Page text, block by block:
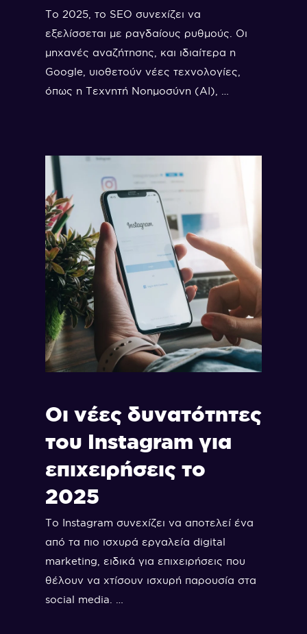
Το 2025, το SEO συνεχίζει να
εξελίσσεται με ραγδαίους ρυθμούς. Οι
μηχανές αναζήτησης, και ιδιαίτερα η
Google, υιοθετούν νέες τεχνολογίες,
όπως η Τεχνητή Νοημοσύνη (AI), …
Οι νέες δυνατότητες
του Instagram για
επιχειρήσεις το
2025
Το Instagram συνεχίζει να αποτελεί ένα
από τα πιο ισχυρά εργαλεία digital
marketing, ειδικά για επιχειρήσεις που
θέλουν να χτίσουν ισχυρή παρουσία στα
social media. …